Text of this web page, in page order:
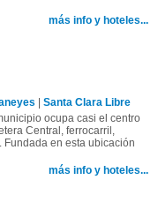
más info y hoteles...
Santa Clara Libre
ocupa casi el centro
Central, ferrocarril,
en esta ubicación
más info y hoteles...